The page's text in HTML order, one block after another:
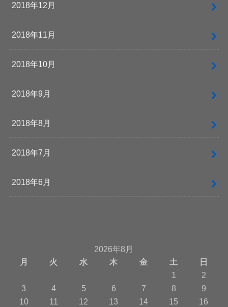
2018年12月
2018年11月
2018年10月
2018年9月
2018年8月
2018年7月
2018年6月
2026年8月
月
火 水 木 金 土
日
1
2
3
4 5 6 7 8
9
10
11 12 13 14 15 16